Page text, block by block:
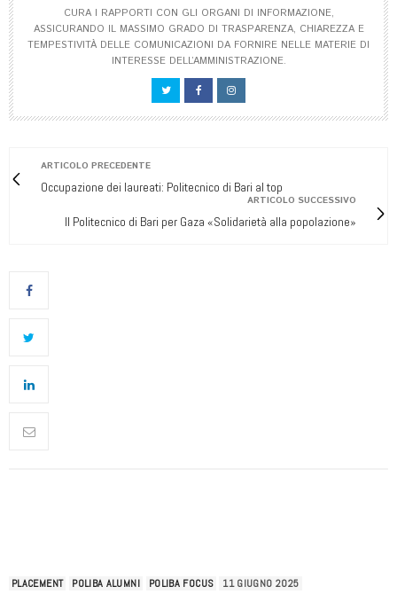
CURA I RAPPORTI CON GLI ORGANI DI INFORMAZIONE,
ASSICURANDO IL MASSIMO GRADO DI TRASPARENZA, CHIAREZZA E
TEMPESTIVITÀ DELLE COMUNICAZIONI DA FORNIRE NELLE MATERIE DI
INTERESSE DELL’AMMINISTRAZIONE.
ARTICOLO PRECEDENTE
Occupazione dei laureati: Politecnico di Bari al top
ARTICOLO SUCCESSIVO
Il Politecnico di Bari per Gaza «Solidarietà alla popolazione»
PLACEMENT POLIBA ALUMNI POLIBA FOCUS 11 GIUGNO 2025